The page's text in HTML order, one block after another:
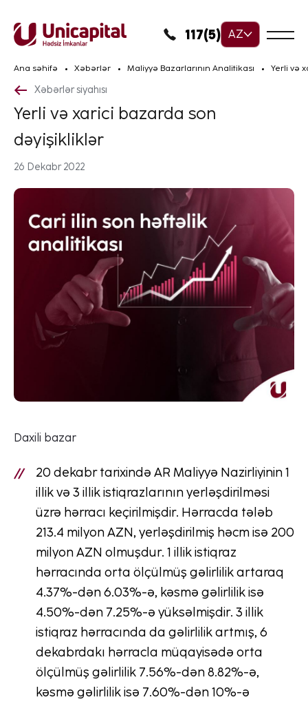
117(5) AZ
Ana səhifə Xəbərlər Maliyyə Bazarlarının Analitikası Yerli və
Xəbərlər siyahısı
Yerli və xarici bazarda son
dəyişikliklər
26 Dekabr 2022
Daxili bazar
20 dekabr tarixində AR Maliyyə Nazirliyinin 1
illik və 3 illik istiqrazlarının yerləşdirilməsi
üzrə hərracı keçirilmişdir. Hərracda tələb
213.4 milyon AZN, yerləşdirilmiş həcm isə 200
milyon AZN olmuşdur. 1 illik istiqraz
hərracında orta ölçülmüş gəlirlilik artaraq
4.37%-dən 6.03%-ə, kəsmə gəlirlilik isə
4.50%-dən 7.25%-ə yüksəlmişdir. 3 illik
istiqraz hərracında da gəlirlilik artmış, 6
dekabrdakı hərracla müqayisədə orta
ölçülmüş gəlirlilik 7.56%-dən 8.82%-ə,
kəsmə gəlirlilik isə 7.60%-dən 10%-ə